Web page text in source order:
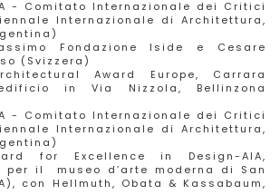
- Comitato Internazionale dei Critici
Internazionale di Architettura,
Fondazione Iside e Cesare
(Svizzera)
Award Europe, Carrara
in Via Nizzola, Bellinzona
- Comitato Internazionale dei Critici
Internazionale di Architettura,
for Excellence in Design-AIA,
per il museo d’arte moderna di San
con Hellmuth, Obata & Kassabaum,